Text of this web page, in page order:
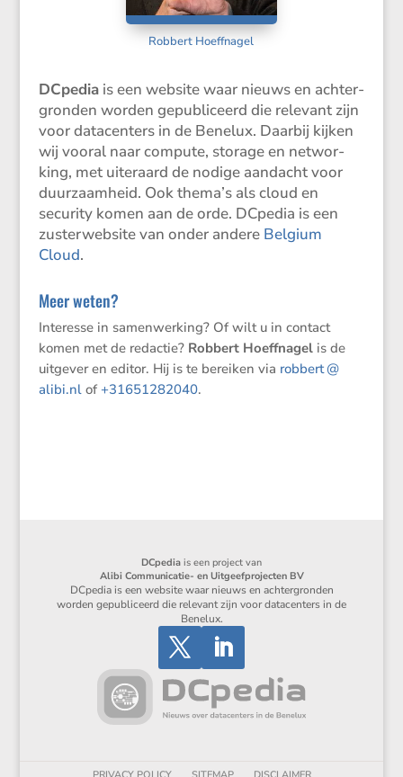
Robbert Hoeffnagel
DCpediais een website waar nieuws en achter­
gronden worden gepubli­ceerd die relevant zijn
voor datacen­ters in de Benelux. Daarbij kijken
wij vooral naar compute, storage en networ­
king, met uiter­aard de nodige aandacht voor
duurzaam­heid. Ook thema’s als cloud en
security komen aan de orde. DCpedia is een
zuster­web­site van onder andere Belgium
Cloud.
Meer weten?
Interesse in samen­wer­king? Of wilt u in contact
komen met de redactie? Robbert Hoeffnagel is de
uitgever en editor. Hij is te bereiken via robbert @
alibi​.nlof +31651282040.
DCpedia is een project van
Alibi Communicatie- en Uitgeefprojecten BV
DCpedia is een website waar nieuws en achtergronden
worden gepubliceerd die relevant zijn voor datacenters in de
Benelux.